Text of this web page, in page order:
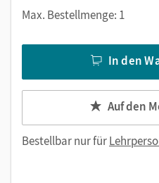
Max. Bestellmenge: 1
In den
Auf den
Bestellbar nur für